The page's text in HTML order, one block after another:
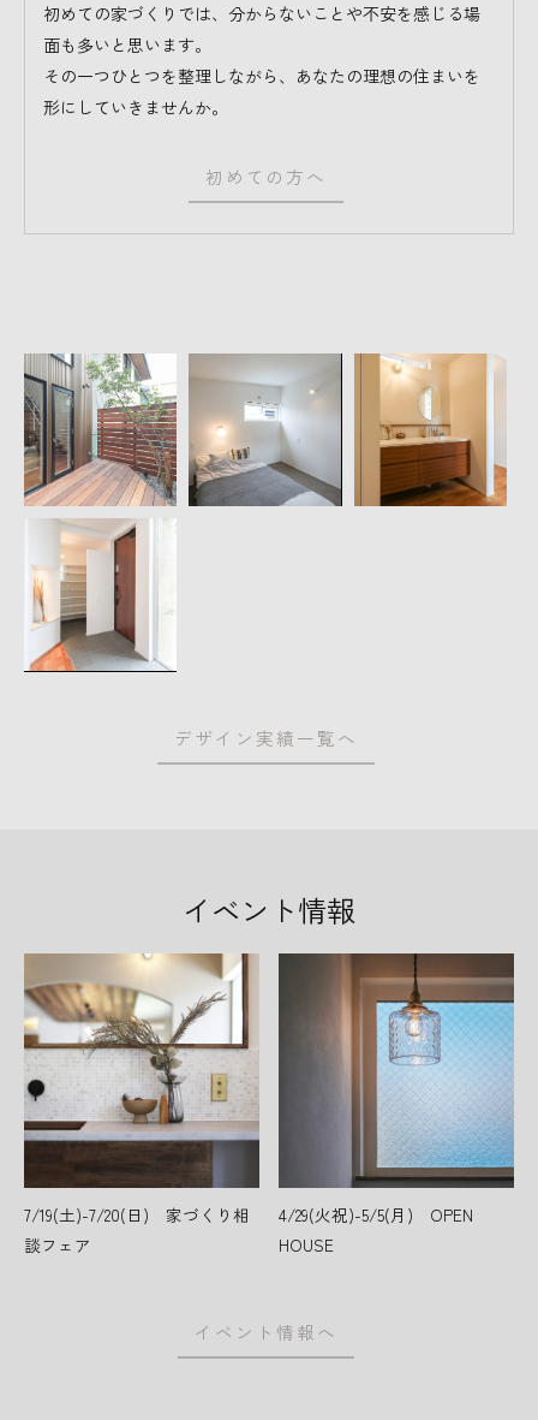
初めての家づくりでは、分からないことや不安を感じる場
面も多いと思います。
その一つひとつを整理しながら、あなたの理想の住まいを
形にしていきませんか。
初めての方へ
デザイン実績一覧へ
イベント情報
7/19(土)-7/20(日) 家づくり相
談フェア
4/29(火祝)-5/5(月) OPEN
HOUSE
イベント情報へ